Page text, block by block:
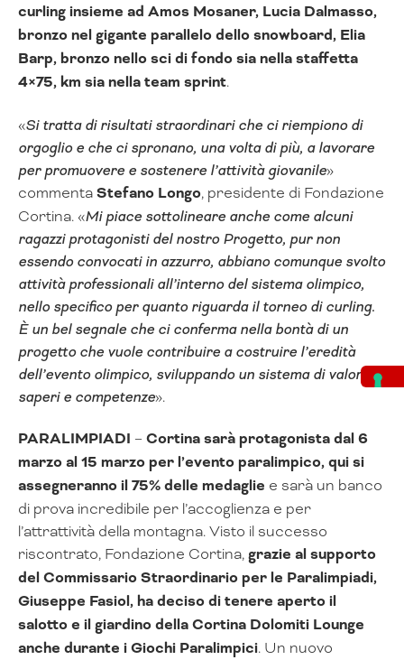
curling insieme ad Amos Mosaner, Lucia Dalmasso,
bronzo nel gigante parallelo dello snowboard, Elia
Barp, bronzo nello sci di fondo sia nella staffetta
4×75, km sia nella team sprint.
«Si tratta di risultati straordinari che ci riempiono di
orgoglio e che ci spronano, una volta di più, a lavorare
per promuovere e sostenere l’attività giovanile»
commentaStefano Longo, presidente di Fondazione
Cortina. «Mi piace sottolineare anche come alcuni
ragazzi protagonisti del nostro Progetto, pur non
essendo convocati in azzurro, abbiano comunque svolto
attività professionali all’interno del sistema olimpico,
nello specifico per quanto riguarda il torneo di curling.
È un bel segnale che ci conferma nella bontà di un
progetto che vuole contribuire a costruire l’eredità
dell’evento olimpico, sviluppando un sistema di valori,
saperi e competenze».
PARALIMPIADI – Cortina sarà protagonista dal 6
marzo al 15 marzo per l’evento paralimpico, qui si
assegneranno il 75% delle medaglie e sarà un banco
di prova incredibile per l’accoglienza e per
l’attrattività della montagna. Visto il successo
riscontrato, Fondazione Cortina,grazie al supporto
del Commissario Straordinario per le Paralimpiadi,
Giuseppe Fasiol, ha deciso di tenere aperto il
salotto e il giardino della Cortina Dolomiti Lounge
anche durante i Giochi Paralimpici. Un nuovo